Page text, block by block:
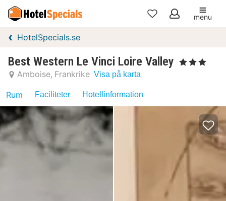
Mina
menu
HotelSpecials.se
Best Western Le Vinci Loire Valley , 3 Stjärnor
Amboise Frankrike Visa på karta
Rum Faciliteter Hotellinformation